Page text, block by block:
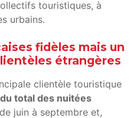
touristiques, à
urbains.
fidèles mais un
étrangères
clientèle touristique
total des nuitées
juin à septembre et,